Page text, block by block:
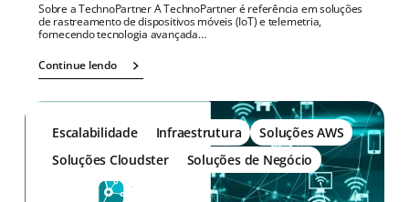
Sobre a TechnoPartner A TechnoPartner é referência em soluções
de rastreamento de dispositivos móveis (IoT) e telemetria,
fornecendo tecnologia avançada…
Continue lendo
Escalabilidade Infraestrutura
Soluções AWS
Soluções Cloudster
Soluções de Negócio